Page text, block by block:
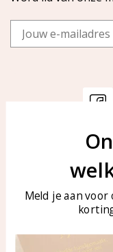
Email
Veelgestelde vragen
Sieraden onderhouden
Meld je aan